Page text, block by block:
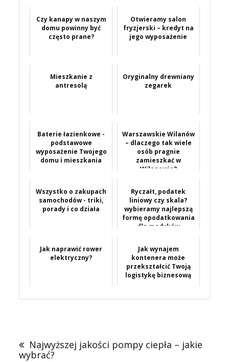
Czy kanapy w naszym
domu powinny być
często prane?
Otwieramy salon
fryzjerski – kredyt na
jego wyposażenie
Mieszkanie z
antresolą
Oryginalny drewniany
zegarek
Baterie łazienkowe -
podstawowe
wyposażenie Twojego
domu i mieszkania
Warszawskie Wilanów
– dlaczego tak wiele
osób pragnie
zamieszkać w
Wilanowie?
Wszystko o zakupach
samochodów - triki,
porady i co działa
Ryczałt, podatek
liniowy czy skala?
wybieramy najlepszą
formę opodatkowania
dla medyków
Jak naprawić rower
elektryczny?
Jak wynajem
kontenera może
przekształcić Twoją
logistykę biznesową
wpisu
Najwyższej jakości pompy ciepła – jakie
wybrać?